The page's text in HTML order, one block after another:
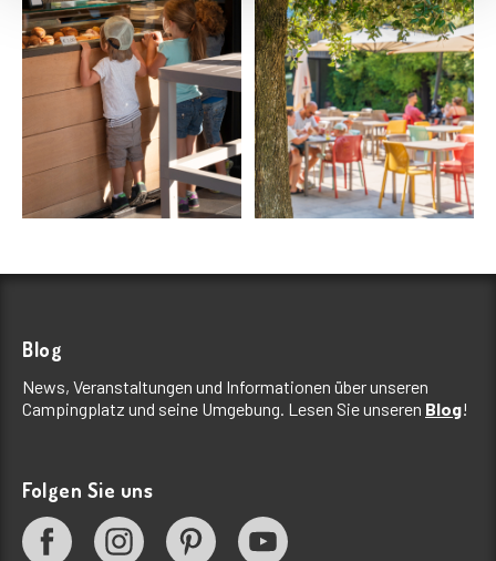
Blog
News, Veranstaltungen und Informationen über unseren
Campingplatz und seine Umgebung. Lesen Sie unseren Blog!
Folgen Sie uns